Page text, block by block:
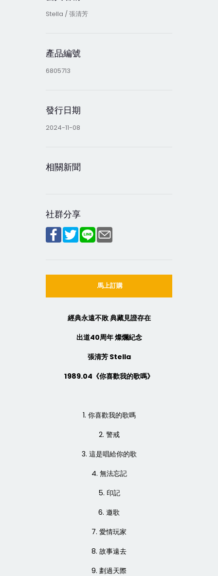
Stella / 張清芳
產品編號
6805713
發行日期
2024-11-08
相關新聞
社群分享
馬上訂購
經典永遠不敗 典藏見證存在
出道40周年 燦爛紀念
張清芳 Stella
1989.04《你喜歡我的歌嗎》
1. 你喜歡我的歌嗎
2. 警戒
3. 這是唱給你的歌
4. 無法忘記
5. 印記
6. 邀歌
7. 愛情玩家
8. 故事遠去
9. 劃過天際